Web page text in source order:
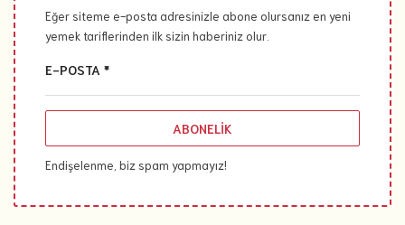
Eğer siteme e-posta adresinizle abone olursanız en yeni
yemek tariflerinden ilk sizin haberiniz olur.
E-POSTA *
ABONELIK
Endişelenme, biz spam yapmayız!